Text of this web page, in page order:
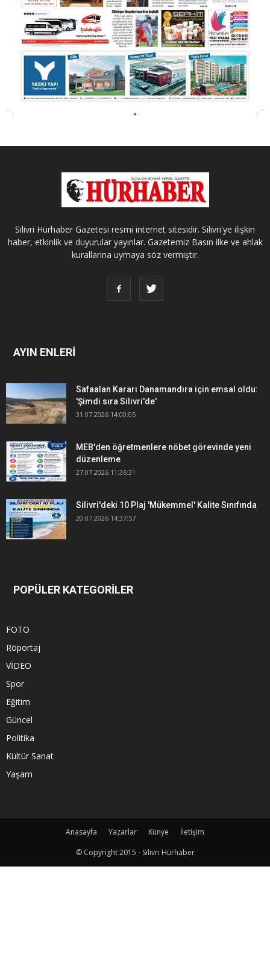
Silivri Hürhaber Gazetesi resmi internet sitesidir. Silivri'ye ilişkin
haber, etkinlik ve duyurular yayınlar. Gazetemiz Basın ilke ve ahlak
kurallarına uymaya söz vermiştir.
AYIN ENLERİ
Safaalan Kararı Danamandıra için emsal oldu:
'Şimdi sıra Silivri'de'
31.07.2026 14:00:05
MEB'den öğretmenlere nöbet görevinde yeni
düzenleme
27.07.2026 11:36:31
Silivri'deki 10 Plaj 'Mükemmel' Kalite Sınıfında
20.07.2026 14:37:57
POPÜLER KATEGORİLER
FOTO
Röportaj
VİDEO
Spor
Eğitim
Güncel
Politika
Kültür Sanat
Yaşam
Anasayfa Yazarlar Künye
İletişim
© Copyright 2015 - Silivri Hürhaber